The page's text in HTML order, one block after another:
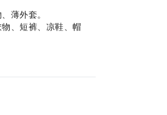
薄外套。
、短裤、凉鞋、帽